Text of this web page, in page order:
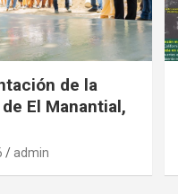
de la
El Manantial,
admin